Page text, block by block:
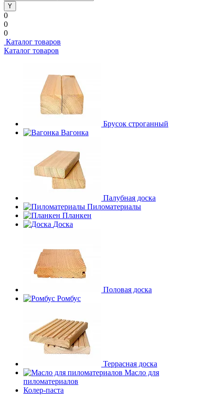
0
0
0
Каталог товаров
Каталог товаров
Брусок строганный
Вагонка
Палубная доска
Пиломатериалы
Планкен
Доска
Половая доска
Ромбус
Террасная доска
Масло для
пиломатериалов
Колер-паста